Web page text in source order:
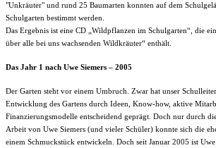
"Unkräuter" und rund 25 Baumarten konnten auf dem
Schulgarten bestimmt werden.
Das Ergebnis ist eine CD „Wildpflanzen im Schulgarten“, die
über alle bei uns wachsenden Wildkräuter“ enthält.
Das Jahr 1 nach Uwe Siemers – 2005
Der Garten steht vor einem Umbruch. Zwar hat unser
Entwicklung des Gartens durch Ideen, Know-how, aktive
Finanzierungsmodelle entscheidend geprägt. Doch nur durch
Arbeit von Uwe Siemers (und vieler Schüler) konnte sich die
einem Schmuckstück entwickeln. Doch seit Januar 2005 ist